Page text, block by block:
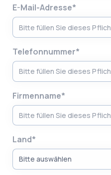
E-Mail-Adresse*
Telefonnummer*
Firmenname*
Land*